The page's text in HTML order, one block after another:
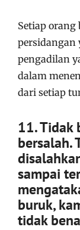
Setiap
persidangan
pengadilan
dalam
dari setiap
11. Tidak
bersalah.
sampai
buruk,
tidak